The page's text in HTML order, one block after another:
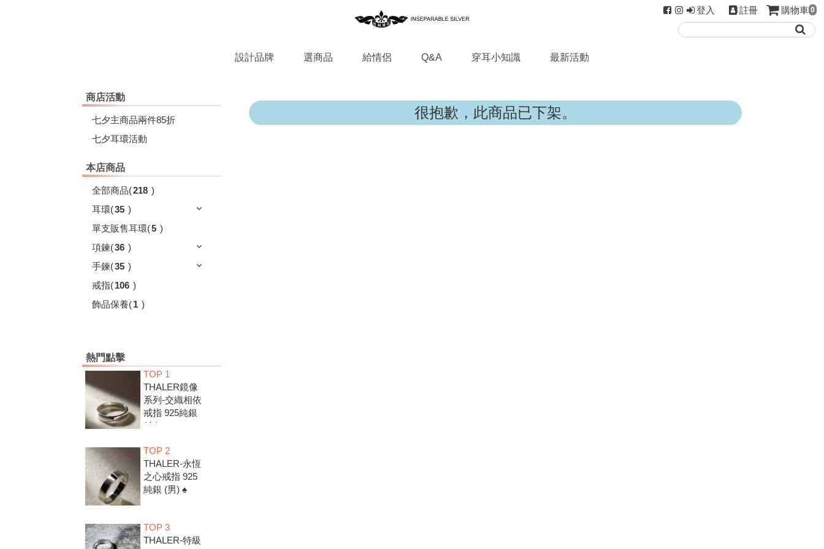
登入 註冊 購物車 0
設計品牌 選商品 給情侶 Q&A 穿耳小知識 最新活動
商店活動
七夕主商品兩件85折
七夕耳環活動
本店商品
全部商品(218 )
耳環(35 )
單支販售耳環(5 )
項鍊(36 )
手鍊(35 )
戒指(106 )
飾品保養(1 )
熱門點擊
TOP 1
THALER鏡像
系列-交織相依
戒指 925純銀
(女) ♠
TOP 2
THALER-永恆
之心戒指 925
純銀 (男) ♠
TOP 3
THALER-特級
很抱歉，此商品已下架。